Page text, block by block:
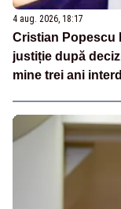
4 aug. 2026, 18:17
Cristian Popescu
justiție după
mine trei ani